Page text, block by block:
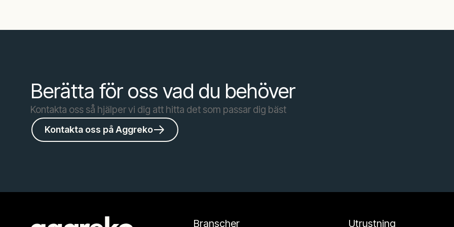
Berätta för oss vad du behöver
Kontakta oss så hjälper vi dig att hitta det som passar dig bäst
Kontakta oss på Aggreko
Branscher Utrustning